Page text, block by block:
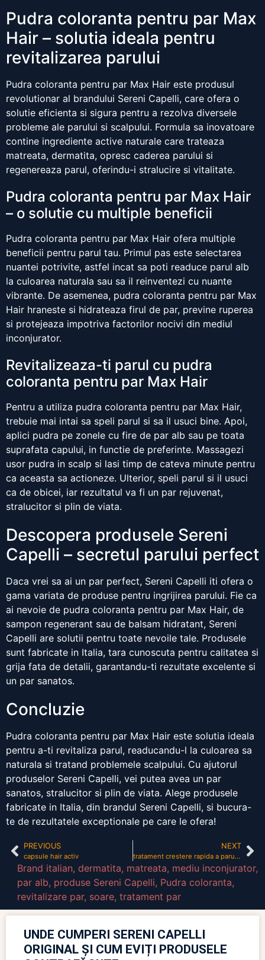
Pudra coloranta pentru par Max
Hair – solutia ideala pentru
revitalizarea parului
Pudra coloranta pentru par Max Hair este produsul
revolutionar al brandului Sereni Capelli, care ofera o
solutie eficienta si sigura pentru a rezolva diversele
probleme ale parului si scalpului. Formula sa inovatoare
contine ingrediente active naturale care trateaza
matreata, dermatita, opresc caderea parului si
regenereaza parul, oferindu-i stralucire si vitalitate.
Pudra coloranta pentru par Max Hair
– o solutie cu multiple beneficii
Pudra coloranta pentru par Max Hair ofera multiple
beneficii pentru parul tau. Primul pas este selectarea
nuantei potrivite, astfel incat sa poti readuce parul alb
la culoarea naturala sau sa il reinventezi cu nuante
vibrante. De asemenea, pudra coloranta pentru par Max
Hair hraneste si hidrateaza firul de par, previne ruperea
si protejeaza impotriva factorilor nocivi din mediul
inconjurator.
Revitalizeaza-ti parul cu pudra
coloranta pentru par Max Hair
Pentru a utiliza pudra coloranta pentru par Max Hair,
trebuie mai intai sa speli parul si sa il usuci bine. Apoi,
aplici pudra pe zonele cu fire de par alb sau pe toata
suprafata capului, in functie de preferinte. Massagezi
usor pudra in scalp si lasi timp de cateva minute pentru
ca aceasta sa actioneze. Ulterior, speli parul si il usuci
ca de obicei, iar rezultatul va fi un par rejuvenat,
stralucitor si plin de viata.
Descopera produsele Sereni
Capelli – secretul parului perfect
Daca vrei sa ai un par perfect, Sereni Capelli iti ofera o
gama variata de produse pentru ingrijirea parului. Fie ca
ai nevoie de pudra coloranta pentru par Max Hair, de
sampon regenerant sau de balsam hidratant, Sereni
Capelli are solutii pentru toate nevoile tale. Produsele
sunt fabricate in Italia, tara cunoscuta pentru calitatea si
grija fata de detalii, garantandu-ti rezultate excelente si
un par sanatos.
Concluzie
Pudra coloranta pentru par Max Hair este solutia ideala
pentru a-ti revitaliza parul, readucandu-l la culoarea sa
naturala si tratand problemele scalpului. Cu ajutorul
produselor Sereni Capelli, vei putea avea un par
sanatos, stralucitor si plin de viata. Alege produsele
fabricate in Italia, din brandul Sereni Capelli, si bucura-
te de rezultatele exceptionale pe care le ofera!
PREVIOUS
capsule hair activ
NEXT
tratament crestere rapida a parului
Brand italian, dermatita, matreata, mediu inconjurator,
par alb, produse Sereni Capelli, Pudra coloranta,
revitalizare par, soare, tratament par
UNDE CUMPERI SERENI CAPELLI
ORIGINAL ȘI CUM EVIȚI PRODUSELE